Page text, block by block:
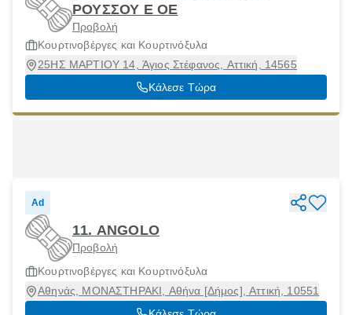
ΡΟΥΣΣΟΥ Ε ΟΕ
Προβολή
Κουρτινοβέργες και Κουρτινόξυλα
25ΗΣ ΜΑΡΤΙΟΥ 14, Άγιος Στέφανος, Αττική, 14565
Κάλεσε Τώρα
Ad
11. ANGOLO
Προβολή
Κουρτινοβέργες και Κουρτινόξυλα
Αθηνάς, ΜΟΝΑΣΤΗΡΑΚΙ, Αθήνα [Δήμος], Αττική, 10551